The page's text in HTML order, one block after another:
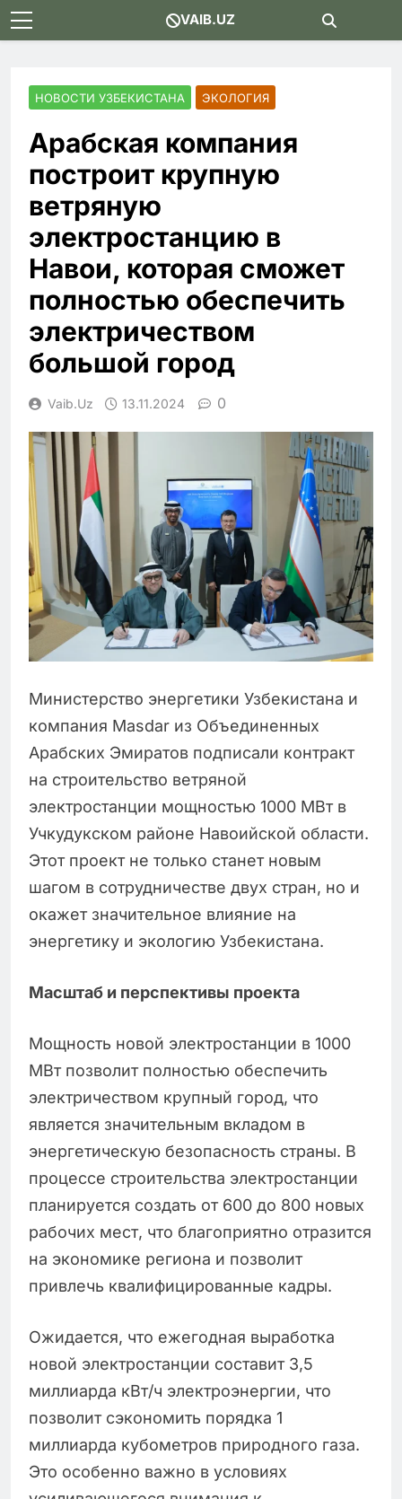
Skip
to
VAIB.UZ
НОВОСТИ УЗБЕКИСТАНА ЭКОЛОГИЯ
Арабская компания
построит крупную
ветряную
электростанцию в
Навои, которая сможет
полностью обеспечить
электричеством
большой город
Vaib.uz 13.11.2024 0
Министерство энергетики Узбекистана и
компания Masdar из Объединенных
Арабских Эмиратов подписали контракт
на строительство ветряной
электростанции мощностью 1000 МВт в
Учкудукском районе Навоийской области.
Этот проект не только станет новым
шагом в сотрудничестве двух стран, но и
окажет значительное влияние на
энергетику и экологию Узбекистана.
Масштаб и перспективы проекта
Мощность новой электростанции в 1000
МВт позволит полностью обеспечить
электричеством крупный город, что
является значительным вкладом в
энергетическую безопасность страны. В
процессе строительства электростанции
планируется создать от 600 до 800 новых
рабочих мест, что благоприятно отразится
на экономике региона и позволит
привлечь квалифицированные кадры.
Ожидается, что ежегодная выработка
новой электростанции составит 3,5
миллиарда кВт/ч электроэнергии, что
позволит сэкономить порядка 1
миллиарда кубометров природного газа.
Это особенно важно в условиях